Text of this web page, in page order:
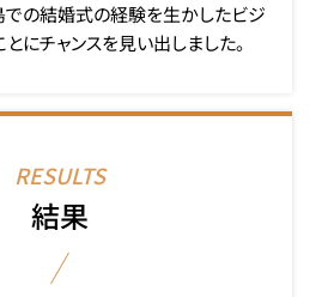
での結婚式の経験を生かしたビジ
にチャンスを見い出しました。
結果